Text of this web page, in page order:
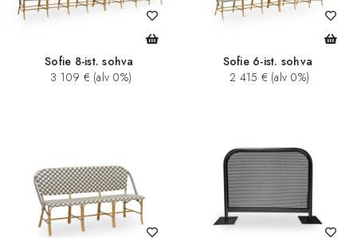
Sofie 8-ist. sohva
3 109 € (alv 0%)
Sofie 6-ist. sohva
2 415 € (alv 0%)